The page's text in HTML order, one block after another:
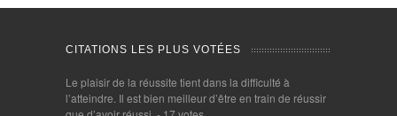
CITATIONS LES PLUS VOTÉES
Le plaisir de la réussite tient dans la difficulté à
l’atteindre. Il est bien meilleur d’être en train de réussir